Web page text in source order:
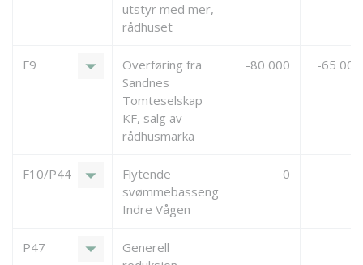
utstyr med mer,
rådhuset
F9 arrow_drop_down
Overføring fra
Sandnes
Tomteselskap
KF, salg av
rådhusmarka
-80 000 -65 000
F10/P44 arrow_drop_down
Flytende
svømmebasseng
Indre Vågen
0
P47 arrow_drop_down
Generell